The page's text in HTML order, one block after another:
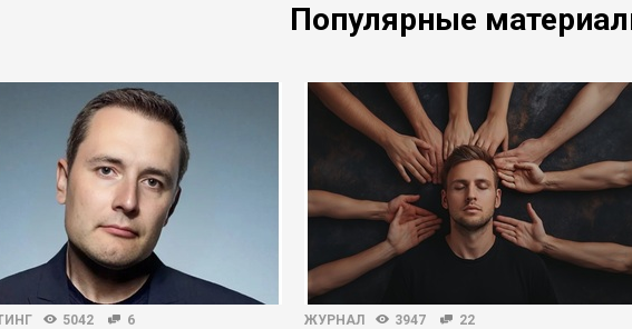
Популярные
5042 6 ЖУРНАЛ 3947 22